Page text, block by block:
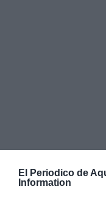
El Periodico de
Information